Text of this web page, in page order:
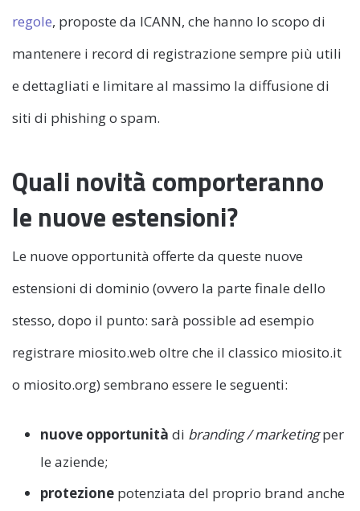
regole, proposte da ICANN, che hanno lo scopo di
mantenere i record di registrazione sempre più utili
e dettagliati e limitare al massimo la diffusione di
siti di phishing o spam.
Quali novità comporteranno
le nuove estensioni?
Le nuove opportunità offerte da queste nuove
estensioni di dominio (ovvero la parte finale dello
stesso, dopo il punto: sarà possible ad esempio
registrare miosito.web oltre che il classico miosito.it
o miosito.org) sembrano essere le seguenti:
nuove opportunità di branding / marketingper
le aziende;
protezione potenziata del proprio brand anche